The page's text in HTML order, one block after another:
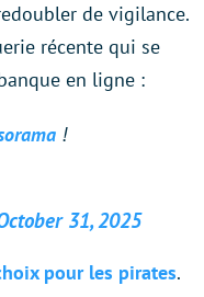
de vigilance.
récente qui se
en ligne :
!
31, 2025
pour les pirates.